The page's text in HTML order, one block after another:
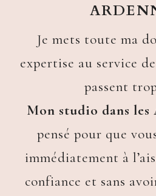
Je mets toute ma
expertise au service
passent
Mon studio dans les
pensé pour que
immédiatement à
confiance et sans